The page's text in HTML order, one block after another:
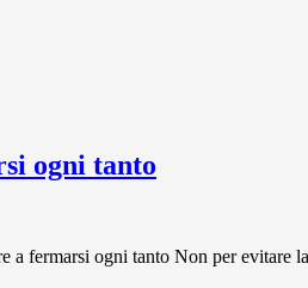
ogni tanto
fermarsi ogni tanto Non per evitare